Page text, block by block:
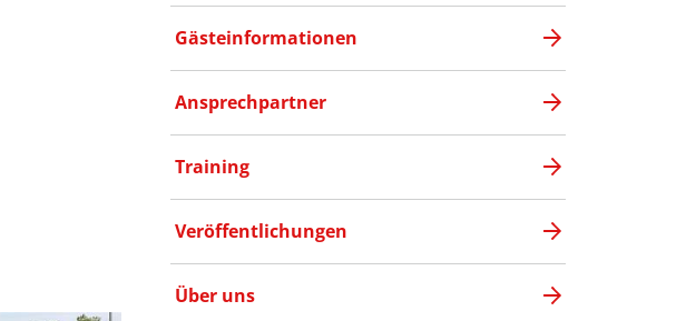
Gästeinformationen
Ansprechpartner
Training
Veröffentlichungen
Über uns